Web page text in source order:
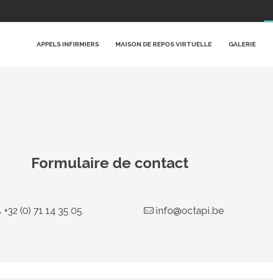
APPELS INFIRMIERS MAISON DE REPOS VIRTUELLE GALERIE
Formulaire de contact
+32 (0) 71 14 35 05 info@octapi.be